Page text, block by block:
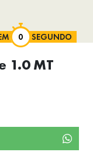
SEGUNDO
1.0 MT